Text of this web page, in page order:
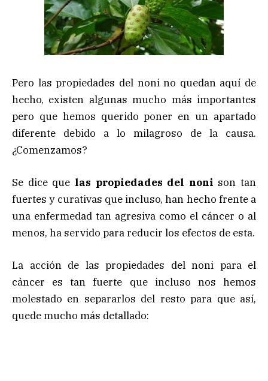
Pero las propiedades del noni no quedan aquí de
hecho, existen algunas mucho más importantes
pero que hemos querido poner en un apartado
diferente debido a lo milagroso de la causa.
¿Comenzamos?
Se dice que las propiedades del noni son tan
fuertes y curativas que incluso, han hecho frente a
una enfermedad tan agresiva como el cáncer o al
menos, ha servido para reducir los efectos de esta.
La acción de las propiedades del noni para el
cáncer es tan fuerte que incluso nos hemos
molestado en separarlos del resto para que así,
quede mucho más detallado: